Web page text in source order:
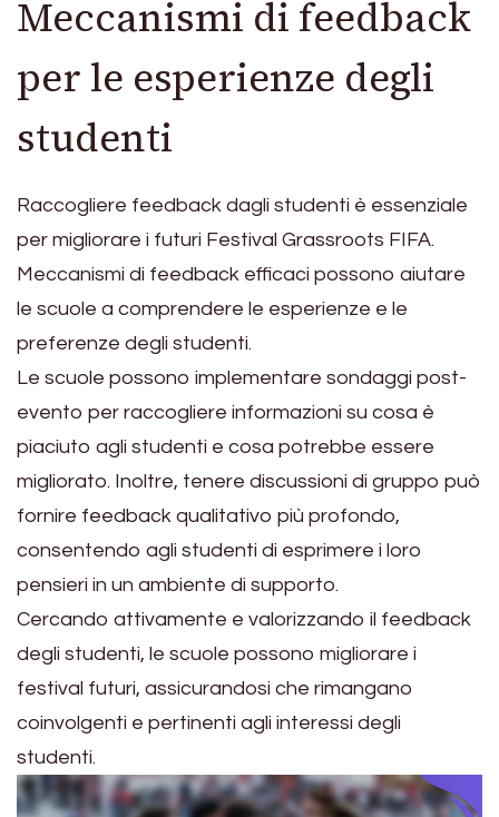
Meccanismi di feedback
per le esperienze degli
studenti
Raccogliere feedback dagli studenti è essenziale
per migliorare i futuri Festival Grassroots FIFA.
Meccanismi di feedback efficaci possono aiutare
le scuole a comprendere le esperienze e le
preferenze degli studenti.
Le scuole possono implementare sondaggi post-
evento per raccogliere informazioni su cosa è
piaciuto agli studenti e cosa potrebbe essere
migliorato. Inoltre, tenere discussioni di gruppo può
fornire feedback qualitativo più profondo,
consentendo agli studenti di esprimere i loro
pensieri in un ambiente di supporto.
Cercando attivamente e valorizzando il feedback
degli studenti, le scuole possono migliorare i
festival futuri, assicurandosi che rimangano
coinvolgenti e pertinenti agli interessi degli
studenti.